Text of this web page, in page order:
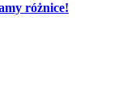
różnice!